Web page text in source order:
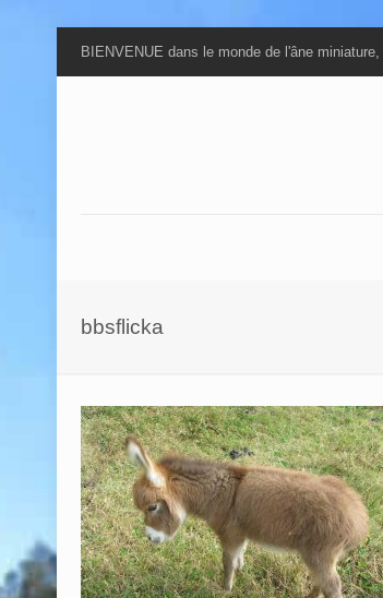
BIENVENUE dans le monde de l'âne
bbsflicka